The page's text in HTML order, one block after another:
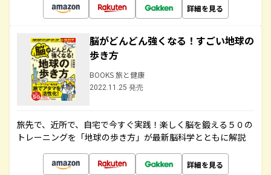
詳細を見る
脳がどんどん強くなる！すごい地球の
歩き方
BOOKS 旅と健康
2022.11.25 発売
旅先で、近所で、自宅で今すぐ実践！楽しく脳を鍛える５０の
トレーニングを「地球の歩き方」が最新脳科学とともに解説
詳細を見る